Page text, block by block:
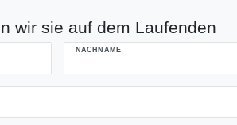
wir sie auf dem Laufenden
NACHNAME